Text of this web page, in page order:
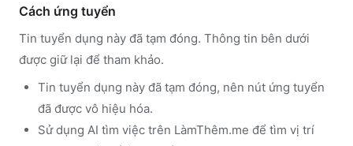
Cách ứng tuyển
Tin tuyển dụng này đã tạm đóng. Thông tin bên dưới
được giữ lại để tham khảo.
Tin tuyển dụng này đã tạm đóng, nên nút ứng tuyển
đã được vô hiệu hóa.
Sử dụng AI tìm việc trên LàmThêm.me để tìm vị trí